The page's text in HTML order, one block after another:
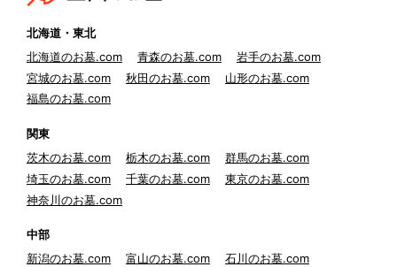
北海道・東北
北海道のお墓.com
青森のお墓.com
岩手のお墓.com
宮城のお墓.com
秋田のお墓.com
山形のお墓.com
福島のお墓.com
関東
茨木のお墓.com
栃木のお墓.com
群馬のお墓.com
埼玉のお墓.com
千葉のお墓.com
東京のお墓.com
神奈川のお墓.com
中部
新潟のお墓.com
富山のお墓.com
石川のお墓.com